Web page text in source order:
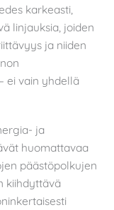
karkeasti,
linjauksia, joiden
ja niiden
– ei vain yhdellä
ja
huomattavaa
päästöpolkujen
kiihdyttävä